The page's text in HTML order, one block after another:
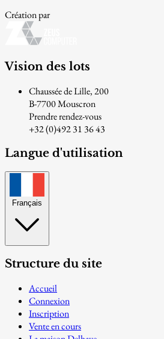
Création par
Vision des lots
Chaussée de Lille, 200
B-7700 Mouscron
Prendre rendez-vous
+32 (0)492 31 36 43
Langue d'utilisation
Français
Structure du site
Accueil
Connexion
Inscription
Vente en cours